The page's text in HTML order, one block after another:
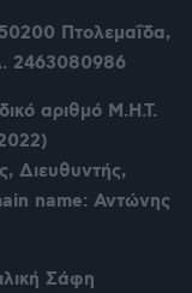
Πτολεμαΐδα,
2463080986
αριθμό Μ.Η.Τ.
Διευθυντής,
name: Αντώνης
Σάφη